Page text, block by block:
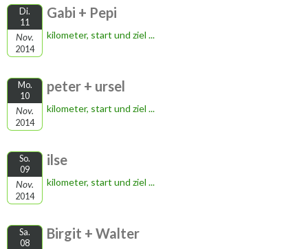
Di.
11
Nov.
2014
Gabi + Pepi
kilometer, start und ziel ...
Mo.
10
Nov.
2014
peter + ursel
kilometer, start und ziel ...
So.
09
Nov.
2014
ilse
kilometer, start und ziel ...
Sa.
08
Birgit + Walter